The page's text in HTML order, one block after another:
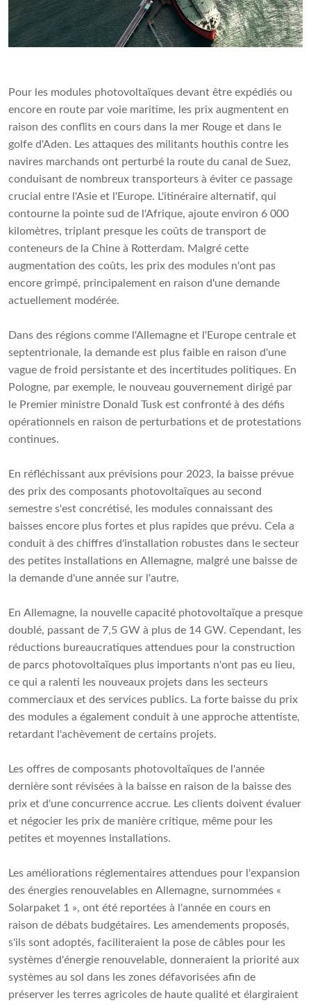
Pour les modules photovoltaïques devant être expédiés ou
encore en route par voie maritime, les prix augmentent en
raison des conflits en cours dans la mer Rouge et dans le
golfe d'Aden. Les attaques des militants houthis contre les
navires marchands ont perturbé la route du canal de Suez,
conduisant de nombreux transporteurs à éviter ce passage
crucial entre l'Asie et l'Europe. L'itinéraire alternatif, qui
contourne la pointe sud de l'Afrique, ajoute environ 6 000
kilomètres, triplant presque les coûts de transport de
conteneurs de la Chine à Rotterdam. Malgré cette
augmentation des coûts, les prix des modules n'ont pas
encore grimpé, principalement en raison d'une demande
actuellement modérée.
Dans des régions comme l'Allemagne et l'Europe centrale et
septentrionale, la demande est plus faible en raison d'une
vague de froid persistante et des incertitudes politiques. En
Pologne, par exemple, le nouveau gouvernement dirigé par
le Premier ministre Donald Tusk est confronté à des défis
opérationnels en raison de perturbations et de protestations
continues.
En réfléchissant aux prévisions pour 2023, la baisse prévue
des prix des composants photovoltaïques au second
semestre s'est concrétisé, les modules connaissant des
baisses encore plus fortes et plus rapides que prévu. Cela a
conduit à des chiffres d'installation robustes dans le secteur
des petites installations en Allemagne, malgré une baisse de
la demande d'une année sur l'autre.
En Allemagne, la nouvelle capacité photovoltaïque a presque
doublé, passant de 7,5 GW à plus de 14 GW. Cependant, les
réductions bureaucratiques attendues pour la construction
de parcs photovoltaïques plus importants n'ont pas eu lieu,
ce qui a ralenti les nouveaux projets dans les secteurs
commerciaux et des services publics. La forte baisse du prix
des modules a également conduit à une approche attentiste,
retardant l'achèvement de certains projets.
Les offres de composants photovoltaïques de l'année
dernière sont révisées à la baisse en raison de la baisse des
prix et d'une concurrence accrue. Les clients doivent évaluer
et négocier les prix de manière critique, même pour les
petites et moyennes installations.
Les améliorations réglementaires attendues pour l'expansion
des énergies renouvelables en Allemagne, surnommées «
Solarpaket 1 », ont été reportées à l'année en cours en
raison de débats budgétaires. Les amendements proposés,
s'ils sont adoptés, faciliteraient la pose de câbles pour les
systèmes d'énergie renouvelable, donneraient la priorité aux
systèmes au sol dans les zones défavorisées afin de
préserver les terres agricoles de haute qualité et élargiraient